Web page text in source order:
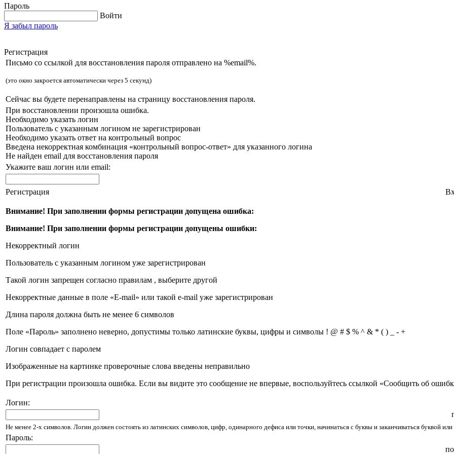
Пароль
Войти
Я забыл пароль
Регистрация
Письмо со ссылкой для восстановления пароля отправлено на %email%.
(это окно закроется автоматически через 5 секунд)
Сейчас вы будете перенаправлены на страницу восстановления пароля.
При восстановлении произошла ошибка.
Необходимо указать логин
Пользователь с указанным логином не зарегистрирован
Необходимо указать ответ на контрольный вопрос
Введена некорректная комбинация «контрольный вопрос-ответ» для указанного логина
Не найден email для восстановления пароля
Укажите ваш логин или email:
Регистрация
Внимание! При заполнении формы регистрации допущена ошибка:
Внимание! При заполнении формы регистрации допущены ошибки:
Некорректный логин
Пользователь с указанным логином уже зарегистрирован
Такой логин запрещен согласно правилам , выберите другой
Некорректные данные в поле «E-mail» или такой e-mail уже зарегистрирован
Длина пароля должна быть не менее 6 символов
Поле «Пароль» заполнено неверно, допустимы только латинские буквы, цифры и символы ! @ # $ % ^ & * ( ) _ - +
Логин совпадает с паролем
Изображенные на картинке проверочные слова введены неправильно
При регистрации произошла ошибка. Если вы видите это сообщение не впервые, воспользуйтесь ссылкой «Сообщить об
Логин:
Не менее 2-х символов. Логин должен состоять из латинских символов, цифр, одинарного дефиса или точки, начинаться с буквы и заканчиваться буквой
Пароль: